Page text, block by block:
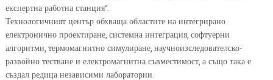
експертна работна станция“.
Технологичният център обхваща областите на интегрирано
електронично проектиране, системна интеграция, софтуерни
алгоритми, термомагнитно симулиране, научноизследователско-
развойно тестване и електромагнитна съвместимост, а също така е
създал редица независими лаборатории.